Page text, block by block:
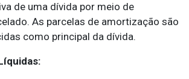
de uma dívida por meio de
As parcelas de amortização são
como principal da dívida.